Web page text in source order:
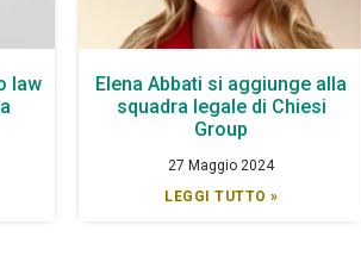
law
Elena Abbati si aggiunge alla
squadra legale di Chiesi
Group
27 Maggio 2024
LEGGI TUTTO »